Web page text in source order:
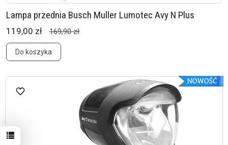
Lampa przednia Busch Muller Lumotec Avy N Plus
119,00 zł 169,90 zł
Do koszyka